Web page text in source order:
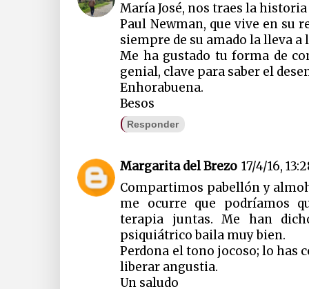
María José, nos traes la
Paul Newman, que vive en su
siempre de su amado la lleva a
Me ha gustado tu forma de
genial, clave para saber el
Enhorabuena.
Besos
Responder
Margarita del Brezo 17/4/16,
Compartimos pabellón y
me ocurre que podríamos
terapia juntas. Me han
psiquiátrico baila muy bien.
Perdona el tono jocoso; lo has
liberar angustia.
Un saludo